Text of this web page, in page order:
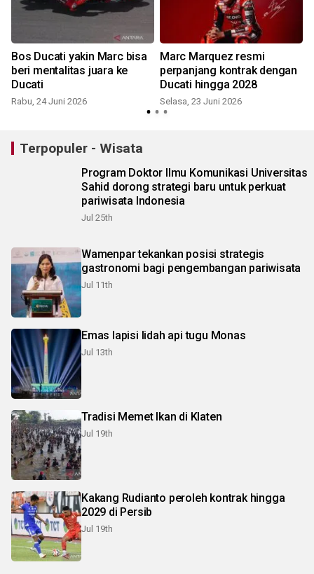
Bos Ducati yakin Marc bisa
beri mentalitas juara ke
Ducati
Rabu, 24 Juni 2026
Marc Marquez resmi
perpanjang kontrak dengan
Ducati hingga 2028
Selasa, 23 Juni 2026
Terpopuler - Wisata
Program Doktor Ilmu Komunikasi Universitas
Sahid dorong strategi baru untuk perkuat
pariwisata Indonesia
Jul 25th
Wamenpar tekankan posisi strategis
gastronomi bagi pengembangan pariwisata
Jul 11th
Emas lapisi lidah api tugu Monas
Jul 13th
Tradisi Memet Ikan di Klaten
Jul 19th
Kakang Rudianto peroleh kontrak hingga
2029 di Persib
Jul 19th